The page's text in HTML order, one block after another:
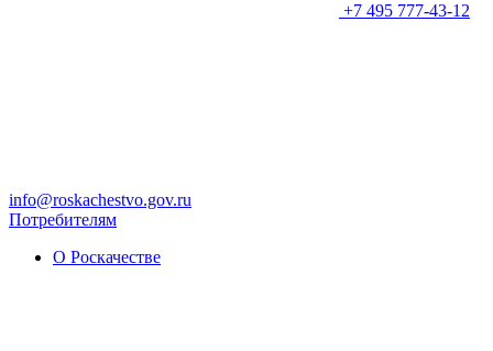
+7 495 777-43-12
info@roskachestvo.gov.ru
Потребителям
О Роскачестве